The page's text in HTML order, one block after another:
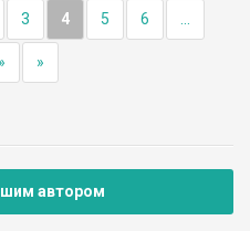
історичних подій. Під час
загін козаків,
через Дністер i
У сутичці з ворогами
3 4 5 6
»
автором